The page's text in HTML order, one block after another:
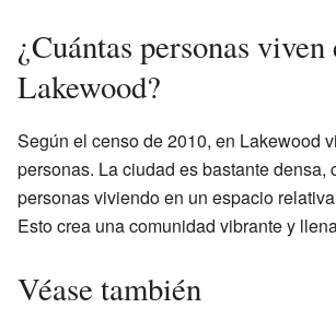
¿Cuántas personas viven
Lakewood?
Según el censo de 2010, en Lakewood
personas. La ciudad es bastante densa,
personas viviendo en un espacio
Esto crea una comunidad vibrante y
Véase también